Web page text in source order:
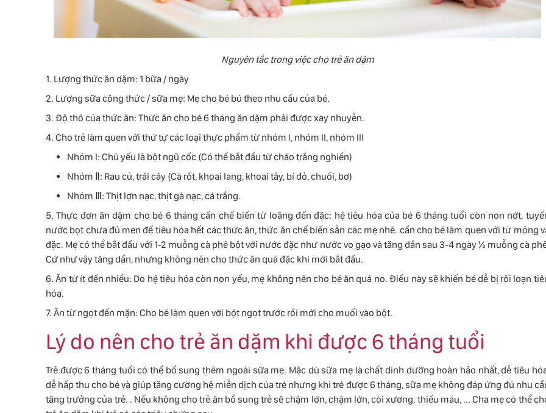
Nguyên tắc trong việc cho trẻ ăn dặm
1. Lượng thức ăn dặm: 1 bữa / ngày
2. Lượng sữa công thức / sữa mẹ: Mẹ cho bé bú theo nhu cầu của bé.
3. Độ thô của thức ăn: Thức ăn cho bé 6 tháng ăn dặm phải được xay nhuyễn.
4. Cho trẻ làm quen với thứ tự các loại thực phẩm từ nhóm I, nhóm II, nhóm III
Nhóm I: Chủ yếu là bột ngũ cốc (Có thể bắt đầu từ cháo trắng nghiền)
Nhóm Ⅱ: Rau củ, trái cây (Cà rốt, khoai lang, khoai tây, bí đỏ, chuối, bơ)
Nhóm Ⅲ: Thịt lợn nạc, thịt gà nạc, cá trắng.
5. Thực đơn ăn dặm cho bé 6 tháng cần chế biến từ loãng đến đặc: hệ tiêu hóa của bé 6 tháng tuổi còn non nớt,
nước bọt chưa đủ men để tiêu hóa hết các thức ăn, thức ăn chế biến sẵn các mẹ nhé. cần cho bé làm quen với từ mỏng
đặc. Mẹ có thể bắt đầu với 1-2 muỗng cà phê bột với nước đặc như nước vo gạo và tăng dần sau 3-4 ngày ½ muỗng cà
Cứ như vậy tăng dần, nhưng không nên cho thức ăn quá đặc khi mới bắt đầu.
6. Ăn từ ít đến nhiều: Do hệ tiêu hóa còn non yếu, mẹ không nên cho bé ăn quá no. Điều này sẽ khiến bé dễ bị rối loạn
hóa.
7. Ăn từ ngọt đến mặn: Cho bé làm quen với bột ngọt trước rồi mới cho muối vào bột.
Lý do nên cho trẻ ăn dặm khi được 6 tháng tuổi
Trẻ được 6 tháng tuổi có thể bổ sung thêm ngoài sữa mẹ. Mặc dù sữa mẹ là chất dinh dưỡng hoàn hảo nhất, dễ tiêu
dễ hấp thu cho bé và giúp tăng cường hệ miễn dịch của trẻ nhưng khi trẻ được 6 tháng, sữa mẹ không đáp ứng đủ nhu
tăng trưởng của trẻ. . Nếu không cho trẻ ăn bổ sung trẻ sẽ chậm lớn, chậm lớn, còi xương, thiếu máu, ... Cha mẹ có thể